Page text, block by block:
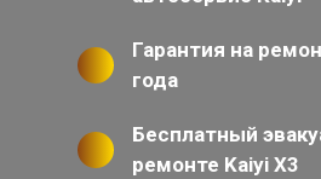
Гарантия на
года
Бесплатный
ремонте Kaiyi X3